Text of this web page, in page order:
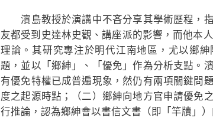
濱島教授於演講中不吝分享其學術歷程，
友都受到史達林史觀、講座派的影響，而他本
理論。其研究專注於明代江南地區，尤以鄉
題，並以「鄉紳」、「優免」作為分析支點。
有優免特權已成普遍現象，然仍有兩項關鍵問
度之起源時點；（二）鄉紳向地方官申請優免
行推論，認為鄉紳會以書信文書（即「竿牘」